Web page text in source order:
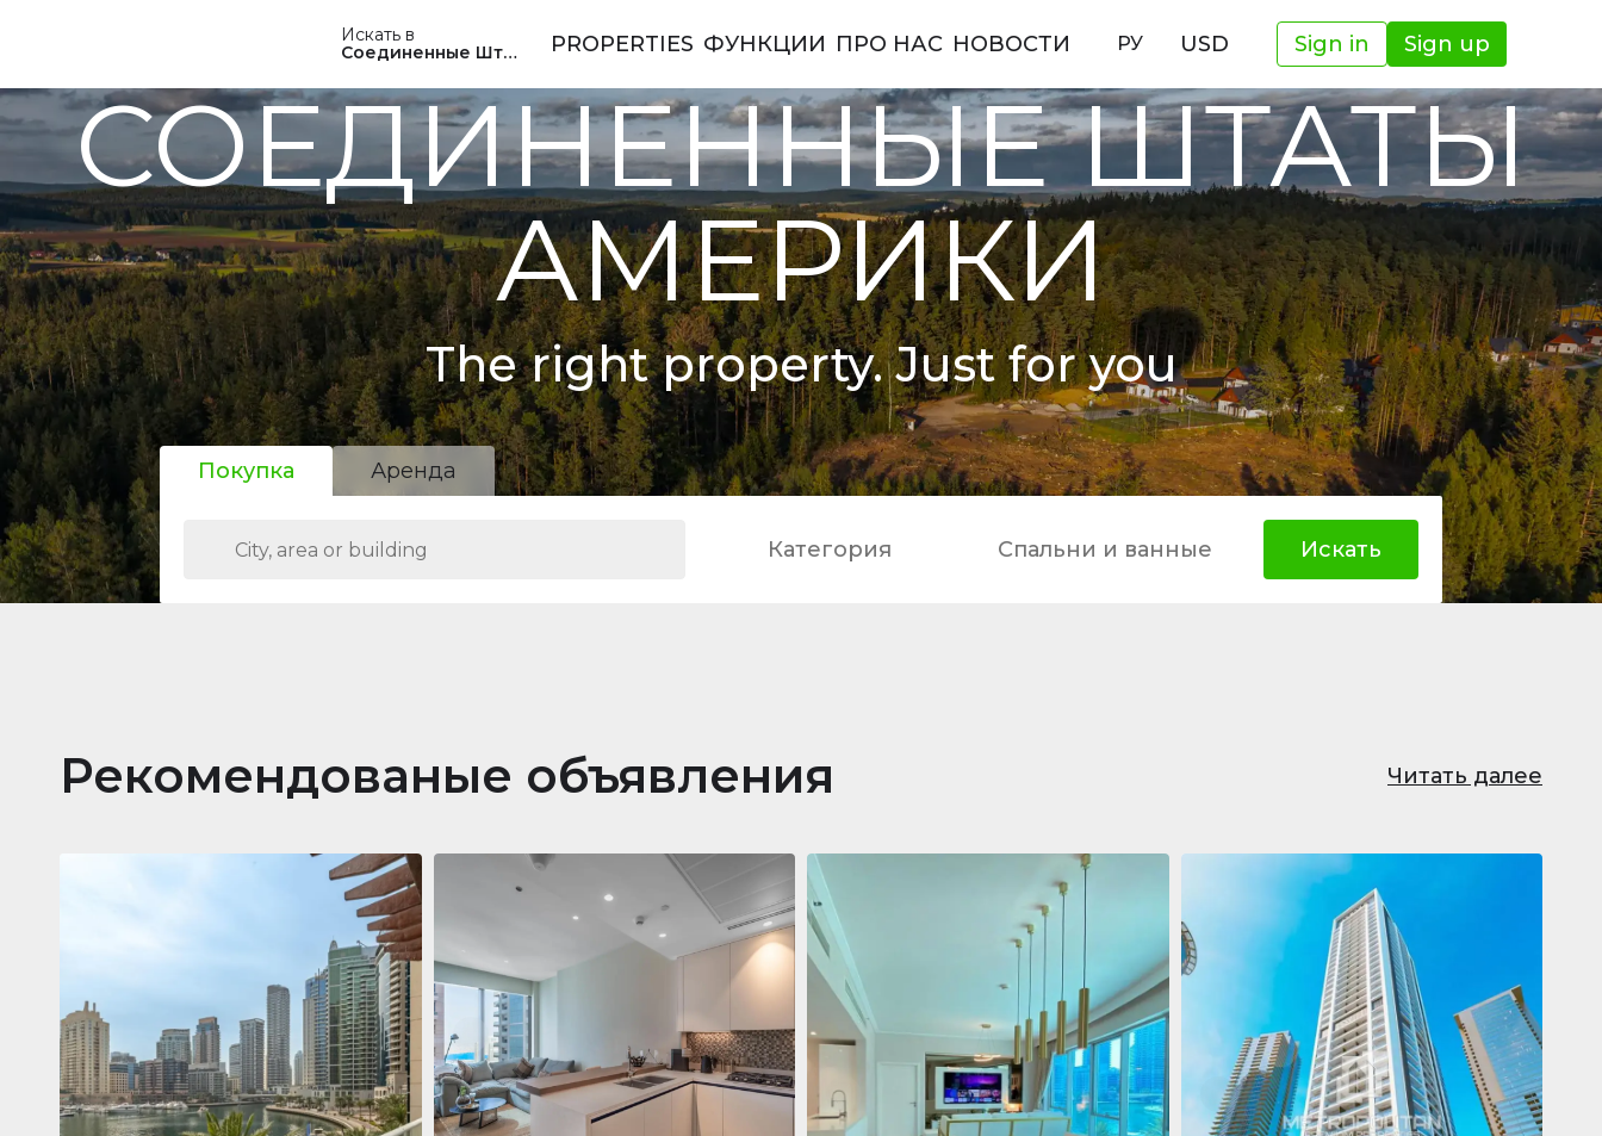
Искать в
Соединенные Штаты Америки
PROPERTIES ФУНКЦИИ ПРО НАС НОВОСТИ РУ USD Sign in Sign up
СОЕДИНЕННЫЕ ШТАТЫ
АМЕРИКИ
The right property. Just for you
Покупка Аренда
Категория Спальни и ванные Искать
Рекомендованые объявления Читать далее
Квартира688 011 $
Jumeirah Living Marina Gate
Jumeirah Living Marina Gate, Marina